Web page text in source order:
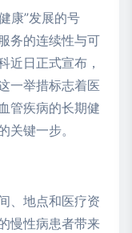
康”发展的号
务的连续性与可
近日正式宣布，
一举措标志着医
管疾病的长期健
关键一步。
、地点和医疗资
慢性病患者带来